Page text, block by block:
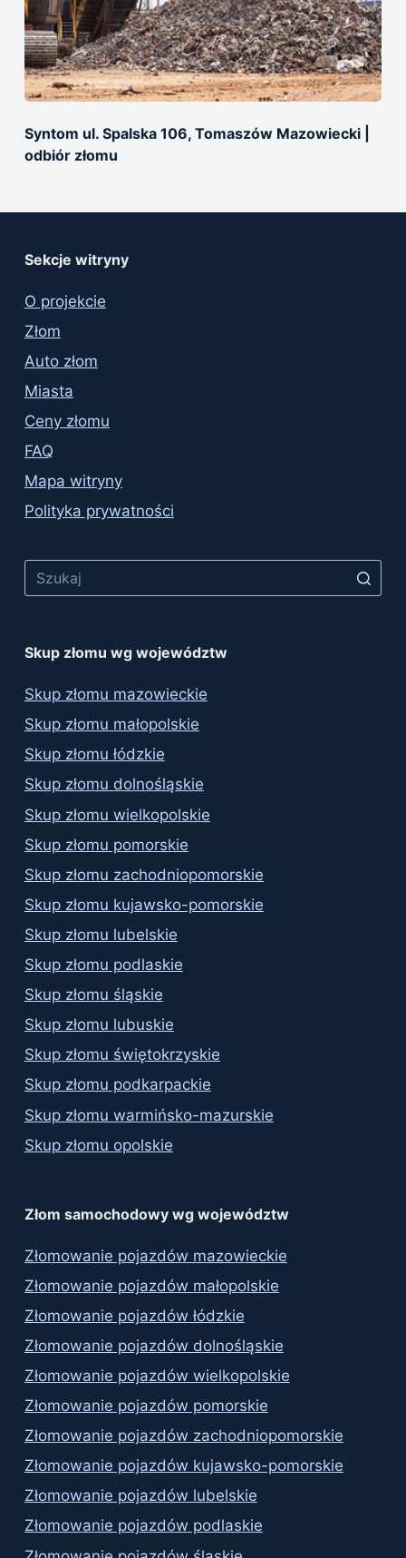
Syntom ul. Spalska 106, Tomaszów Mazowiecki |
оdbiór złomu
Sekcje witryny
O projekcie
Złom
Auto złom
Miasta
Ceny złomu
FAQ
Mapa witryny
Polityka prywatności
Skup złomu wg województw
Skup złomu mazowieckie
Skup złomu małopolskie
Skup złomu łódzkie
Skup złomu dolnośląskie
Skup złomu wielkopolskie
Skup złomu pomorskie
Skup złomu zachodniopomorskie
Skup złomu kujawsko-pomorskie
Skup złomu lubelskie
Skup złomu podlaskie
Skup złomu śląskie
Skup złomu lubuskie
Skup złomu świętokrzyskie
Skup złomu podkarpackie
Skup złomu warmińsko-mazurskie
Skup złomu opolskie
Złom samochodowy wg województw
Złomowanie pojazdów mazowieckie
Złomowanie pojazdów małopolskie
Złomowanie pojazdów łódzkie
Złomowanie pojazdów dolnośląskie
Złomowanie pojazdów wielkopolskie
Złomowanie pojazdów pomorskie
Złomowanie pojazdów zachodniopomorskie
Złomowanie pojazdów kujawsko-pomorskie
Złomowanie pojazdów lubelskie
Złomowanie pojazdów podlaskie